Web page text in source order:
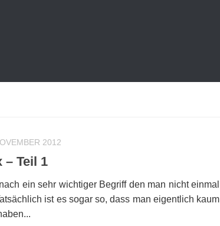
2012
Teil 1
ein sehr wichtiger Begriff den man nicht einmal
ist es sogar so, dass man eigentlich kaum